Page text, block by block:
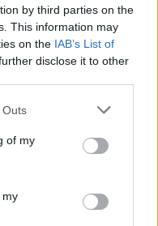
by third parties on the
This information may
on the IAB’s List of
disclose it to other
Outs
of my
my
vidéo
Vidéos